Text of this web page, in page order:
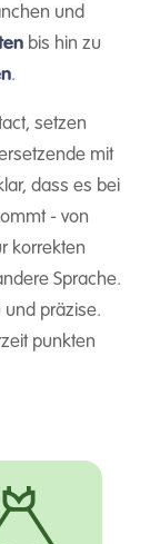
und
bis hin zu
.
setzen
mit
dass es bei
- von
korrekten
Sprache.
und präzise.
punkten